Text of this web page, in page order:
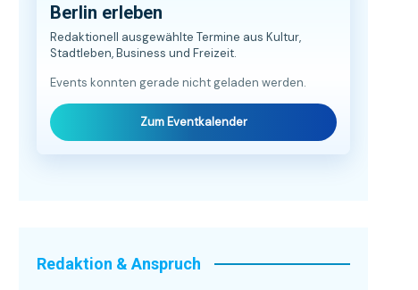
Berlin erleben
Redaktionell ausgewählte Termine aus Kultur,
Stadtleben, Business und Freizeit.
Events konnten gerade nicht geladen werden.
Zum Eventkalender
Redaktion & Anspruch